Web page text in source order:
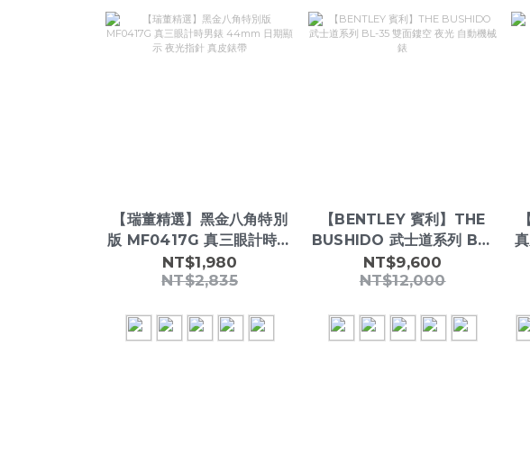
【瑞董精選】黑金八角特別
版 MF0417G 真三眼計時男
錶 44mm 日期顯示 夜光指
針 真皮錶帶
NT$1,980
NT$2,835
【BENTLEY 賓利】THE
BUSHIDO 武士道系列 BL-
35 雙面鏤空 夜光 自動機械
錶
NT$9,600
NT$12,000
真皮